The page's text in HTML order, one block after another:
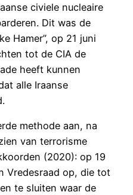
civiele nucleaire
Dit was de
Hamer”, op 21 juni
tot de CIA de
heeft kunnen
alle Iraanse
methode aan, na
van terrorisme
(2020): op 19
Vredesraad op, die tot
te sluiten waar de